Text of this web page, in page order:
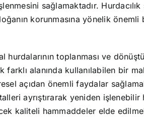
sağlamaktadır.
korunmasına yönelik önemli
hurdalarının toplanması ve
farklı alanında kullanılabilen bir
açıdan önemli faydalar
ayrıştırarak yeniden
kaliteli hammaddeler elde